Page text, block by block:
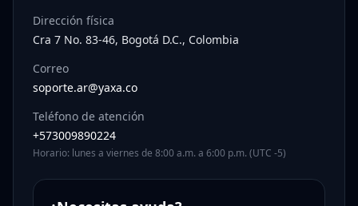
Dirección física
Cra 7 No. 83-46, Bogotá D.C., Colombia
Correo
soporte.ar@yaxa.co
Teléfono de atención
+573009890224
Horario: lunes a viernes de 8:00 a.m. a 6:00 p.m. (UTC -5)